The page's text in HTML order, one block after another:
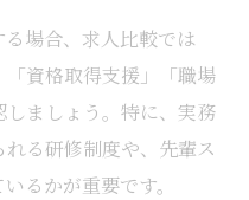
場合、求人比較では
「資格取得支援」「職場
ましょう。特に、実務
る研修制度や、先輩ス
るかが重要です。